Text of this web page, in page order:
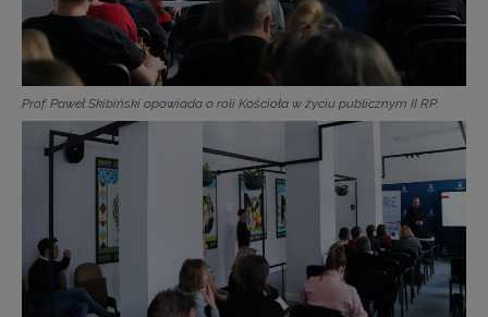
Prof. Paweł Skibiński opowiada o roli Kościoła w życiu publicznym II RP.